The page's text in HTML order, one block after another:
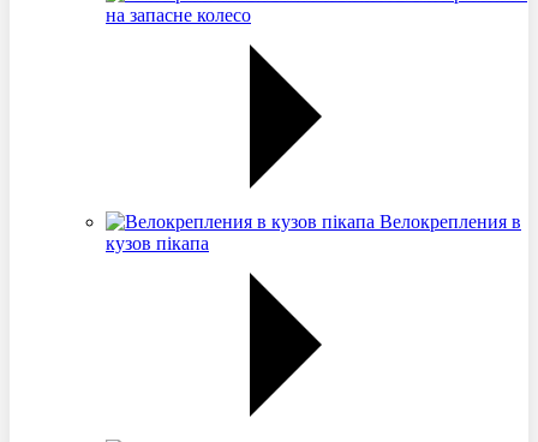
на запасне колесо
Велокрепления в
кузов пікапа